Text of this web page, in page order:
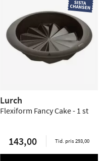
Lurch
Flexiform Fancy Cake - 1 st
143,00 Tid. pris 293,00